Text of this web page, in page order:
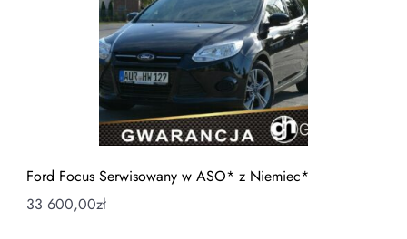
Ford Focus Serwisowany w ASO* z Niemiec*
33 600,00zł